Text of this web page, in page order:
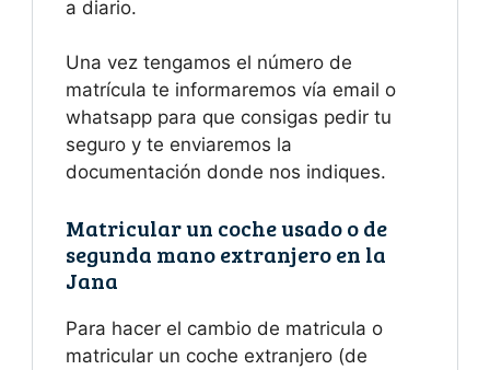
a diario.
Una vez tengamos el número de
matrícula te informaremos vía email o
whatsapp para que consigas pedir tu
seguro y te enviaremos la
documentación donde nos indiques.
Matricular un coche usado o de
segunda mano extranjero en la
Jana
Para hacer el cambio de matricula o
matricular un coche extranjero (de